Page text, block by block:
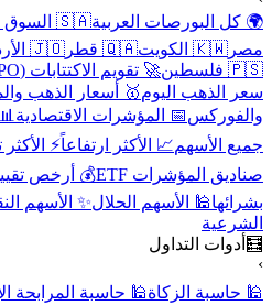
🌍 كل البورصات العربية🇸🇦 السوق السعودية
مصر 🇰🇼 الكويت 🇶🇦 قطر 🇯🇴 الأردن
🇵🇸 فلسطين
🚀 تقويم الاكتتابات (IPO)
سعر الذهب اليوم🥇 أسعار الذهب
والفوركس 📅 المؤشرات الاقتصادية📊
جميع الأسهم📈 الأكثر ارتفاعاً⚡ الأكثر
صناديق المؤشرات ETF
💰 أرخص
بشرائها🕌 الأسهم الحلال ✨ الأسهم
الشرعية
🧮أدوات التداول
🕌 حاسبة الزكاة🕌 حاسبة المرابحة